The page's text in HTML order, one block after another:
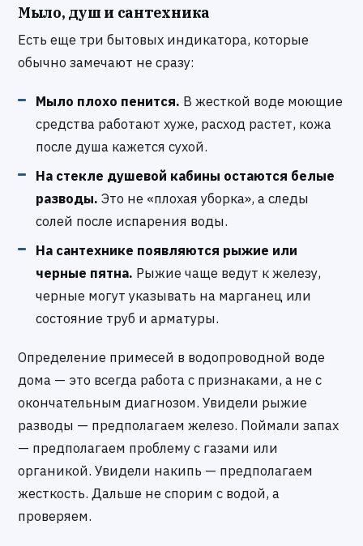
Мыло, душ и сантехника
Есть еще три бытовых индикатора, которые
обычно замечают не сразу:
Мыло плохо пенится. В жесткой воде моющие
средства работают хуже, расход растет, кожа
после душа кажется сухой.
На стекле душевой кабины остаются белые
разводы. Это не «плохая уборка», а следы
солей после испарения воды.
На сантехнике появляются рыжие или
черные пятна. Рыжие чаще ведут к железу,
черные могут указывать на марганец или
состояние труб и арматуры.
Определение примесей в водопроводной воде
дома — это всегда работа с признаками, а не с
окончательным диагнозом. Увидели рыжие
разводы — предполагаем железо. Поймали запах
— предполагаем проблему с газами или
органикой. Увидели накипь — предполагаем
жесткость. Дальше не спорим с водой, а
проверяем.